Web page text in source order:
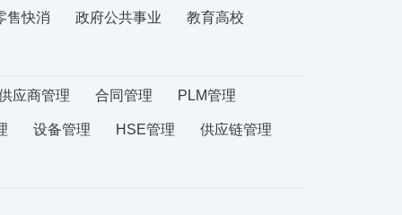
售快消 政府公共事业 教育高校
应商管理 合同管理 PLM管理
设备管理 HSE管理 供应链管理